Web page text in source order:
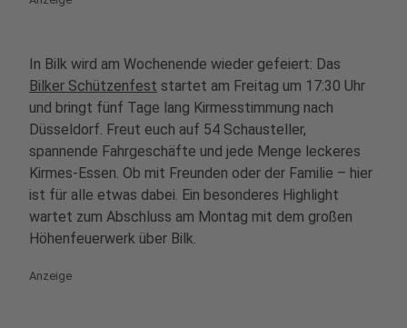
In Bilk wird am Wochenende wieder gefeiert: Das
Bilker Schützenfest startet am Freitag um 17:30 Uhr
und bringt fünf Tage lang Kirmesstimmung nach
Düsseldorf. Freut euch auf 54 Schausteller,
spannende Fahrgeschäfte und jede Menge leckeres
Kirmes-Essen. Ob mit Freunden oder der Familie – hier
ist für alle etwas dabei. Ein besonderes Highlight
wartet zum Abschluss am Montag mit dem großen
Höhenfeuerwerk über Bilk.
Anzeige